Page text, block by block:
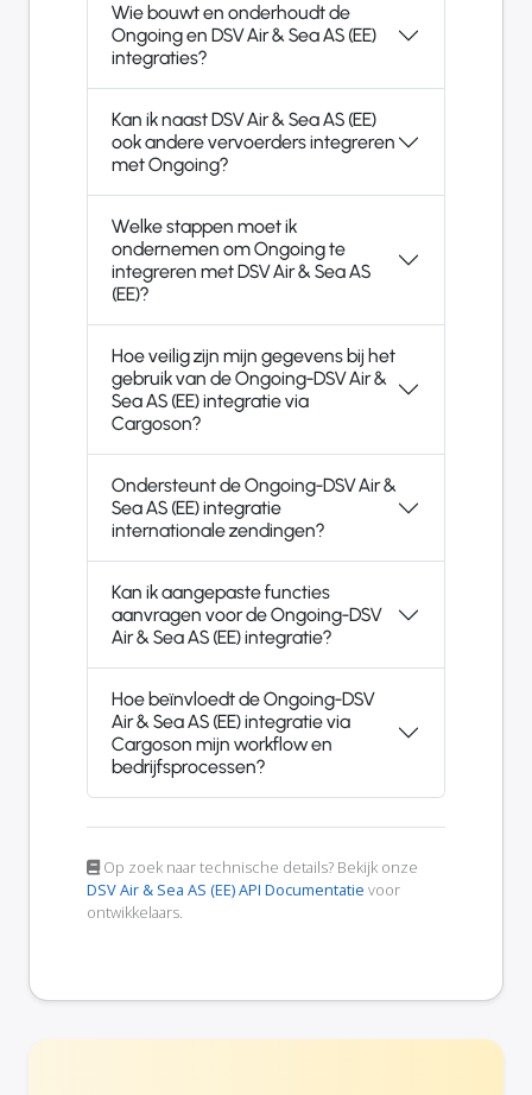
Wie bouwt en onderhoudt de
Ongoing en DSV Air & Sea AS (EE)
integraties?
Kan ik naast DSV Air & Sea AS (EE)
ook andere vervoerders integreren
met Ongoing?
Welke stappen moet ik
ondernemen om Ongoing te
integreren met DSV Air & Sea AS
(EE)?
Hoe veilig zijn mijn gegevens bij het
gebruik van de Ongoing-DSV Air &
Sea AS (EE) integratie via
Cargoson?
Ondersteunt de Ongoing-DSV Air &
Sea AS (EE) integratie
internationale zendingen?
Kan ik aangepaste functies
aanvragen voor de Ongoing-DSV
Air & Sea AS (EE) integratie?
Hoe beïnvloedt de Ongoing-DSV
Air & Sea AS (EE) integratie via
Cargoson mijn workflow en
bedrijfsprocessen?
Op zoek naar technische details? Bekijk onze
DSV Air & Sea AS (EE) API Documentatie voor
ontwikkelaars.